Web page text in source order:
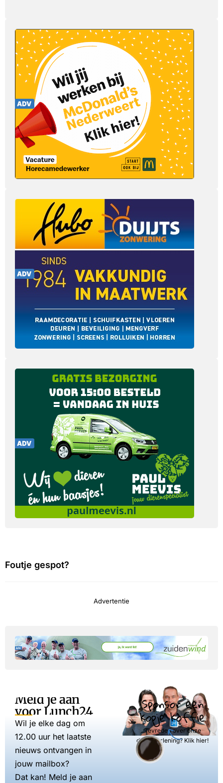
Foutje gespot?
Advertentie
Meld je aan
voor Lunch24
Wil je elke dag om
12.00 uur het laatste
nieuws ontvangen in
jouw mailbox?
Dat kan! Meld je aan
Sponsor een
kopje koffie
Tevreden over onze
dienstverlening? Klik hier!